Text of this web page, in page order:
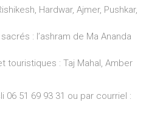
Hardwar, Ajmer, Pushkar,
: l’ashram de Ma Ananda
touristiques : Taj Mahal, Amber
06 51 69 93 31 ou par courriel :